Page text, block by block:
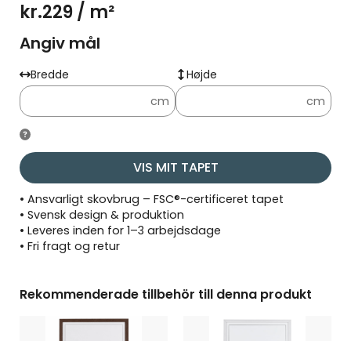
kr.229/ m²
Angiv mål
Bredde
cm
Højde
cm
VIS MIT TAPET
• Ansvarligt skovbrug – FSC®-certificeret tapet
• Svensk design & produktion
• Leveres inden for 1–3 arbejdsdage
• Fri fragt og retur
Rekommenderade tillbehör till denna produkt